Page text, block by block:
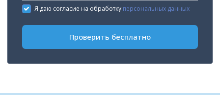
States
+1
Я даю согласие на обработку персональных данных
Проверить бесплатно